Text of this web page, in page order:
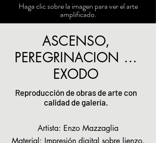
Haga clic sobre la imagen para ver el arte
amplificado.
ASCENSO,
PEREGRINACION ...
EXODO
Reproducción de obras de arte con
calidad de galería.
Artista: Enzo Mazzaglia
Material: Impresión digital sobre lienzo.